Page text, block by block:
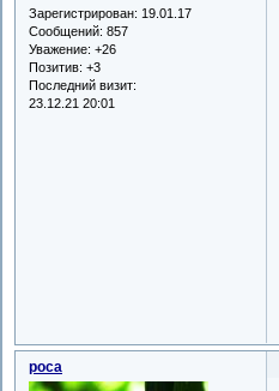
Зарегистрирован: 19.01.17
Сообщений: 857
Уважение: +26
Позитив: +3
Последний визит:
23.12.21 20:01
роса